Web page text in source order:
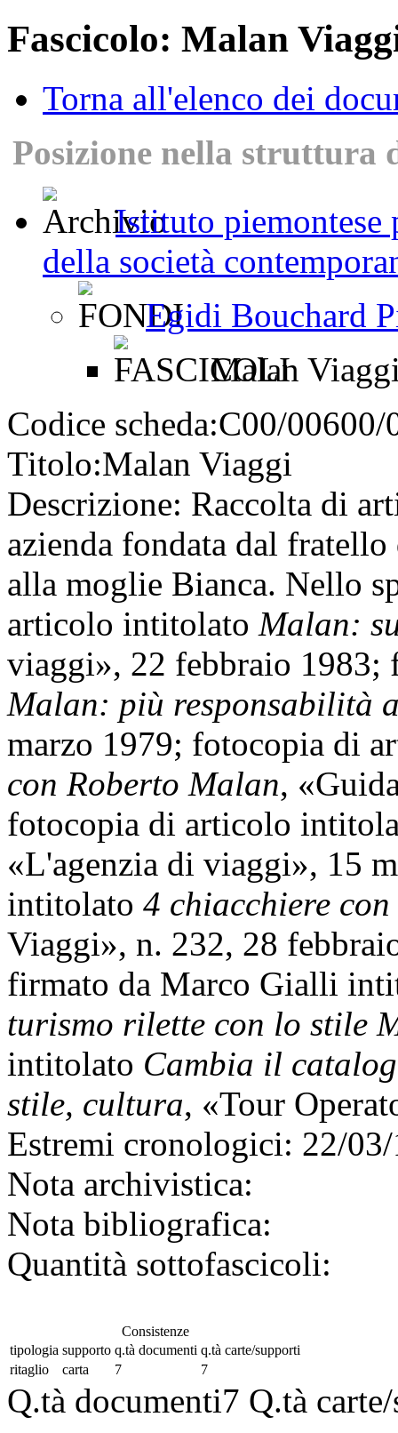
Fascicolo: Malan
Torna all'elenco dei
Posizione nella struttura
Istituto piemontese
della società
Egidi Bouchard
Malan
Codice scheda:C00/00600/
Titolo:Malan Viaggi
Descrizione: Raccolta di
azienda fondata dal
alla moglie Bianca. Nello
articolo intitolato Malan:
viaggi», 22 febbraio
Malan: più responsabilità
marzo 1979; fotocopia di
con Roberto Malan,
fotocopia di articolo
«L'agenzia di viaggi», 15
intitolato 4 chiacchiere
Viaggi», n. 232, 28
firmato da Marco Gialli
turismo rilette con lo stile
intitolato Cambia il
stile, cultura, «Tour
Estremi cronologici: 22/
Nota archivistica:
Nota bibliografica:
Quantità sottofascicoli:
Consistenze
tipologia supporto q.tà documenti q.tà carte/supporti
ritaglio
carta 7 7
Q.tà documenti7 Q.tà